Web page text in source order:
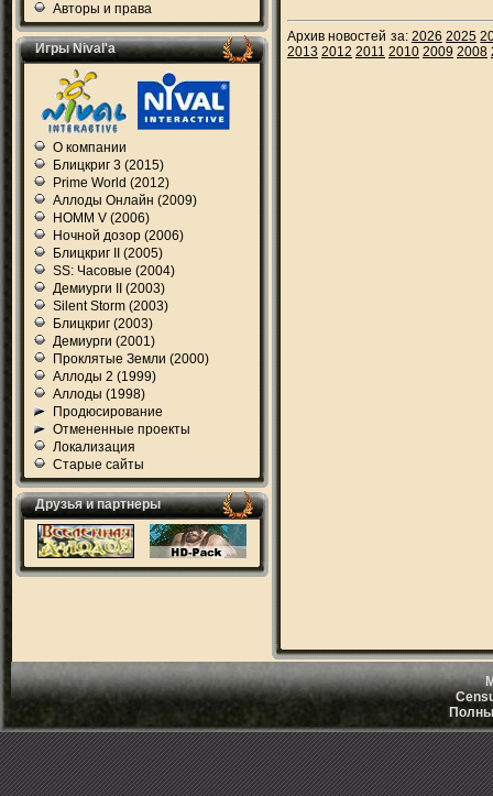
Авторы и права
Игры Nival'а
О компании
Блицкриг 3 (2015)
Prime World (2012)
Аллоды Онлайн (2009)
HOMM V (2006)
Ночной дозор (2006)
Блицкриг II (2005)
SS: Часовые (2004)
Демиурги II (2003)
Silent Storm (2003)
Блицкриг (2003)
Демиурги (2001)
Проклятые Земли (2000)
Аллоды 2 (1999)
Аллоды (1998)
Продюсирование
Отмененные проекты
Локализация
Старые сайты
Друзья и партнеры
Архив новостей за: 2026 2025
2013 2012 2011 2010 2009 2008